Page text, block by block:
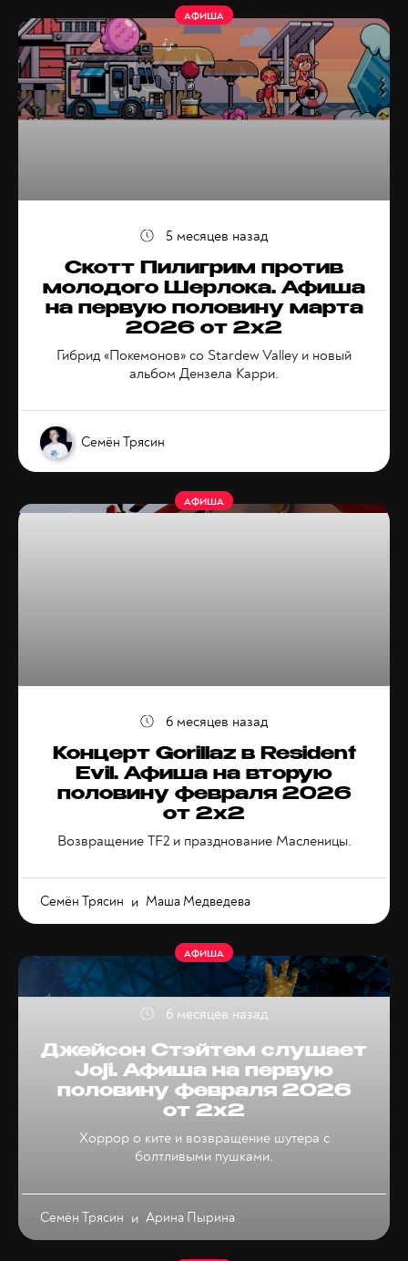
Скотт Пилигрим против
молодого Шерлока. Афиша
на первую половину марта
2026 от 2x2
Гибрид «Покемонов» со Stardew Valley и новый
альбом Дензела Карри.
АФИША
Семён Трясин
5 месяцев назад
Концерт Gorillaz в Resident
Evil. Афиша на вторую
половину февраля 2026
от 2x2
Возвращение TF2 и празднование Масленицы.
АФИША
Семён Трясин и Маша Медведева
6 месяцев назад
Джейсон Стэйтем слушает
Joji. Афиша на первую
половину февраля 2026
от 2x2
Хоррор о ките и возвращение шутера с
болтливыми пушками.
АФИША
Семён Трясин и Арина Пырина
6 месяцев назад